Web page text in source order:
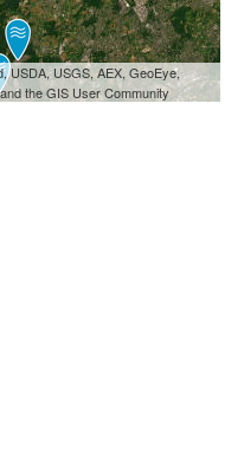
USGS, AEX, GeoEye,
the GIS User Community